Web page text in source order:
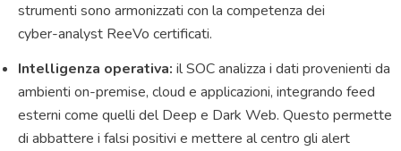
strumenti sono armonizzati con la competenza dei
cyber‑analyst ReeVo certificati.
Intelligenza operativa: il SOC analizza i dati provenienti da
ambienti on-premise, cloud e applicazioni, integrando feed
esterni come quelli del Deep e Dark Web. Questo permette
di abbattere i falsi positivi e mettere al centro gli alert